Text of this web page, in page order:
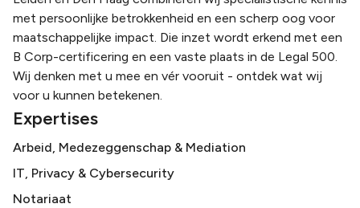
met persoonlijke betrokkenheid en een scherp oog voor
maatschappelijke impact. Die inzet wordt erkend met een
B Corp-certificering en een vaste plaats in de Legal 500.
Wij denken met u mee en vér vooruit - ontdek wat wij
voor u kunnen betekenen.
Expertises
Arbeid, Medezeggenschap & Mediation
IT, Privacy & Cybersecurity
Notariaat